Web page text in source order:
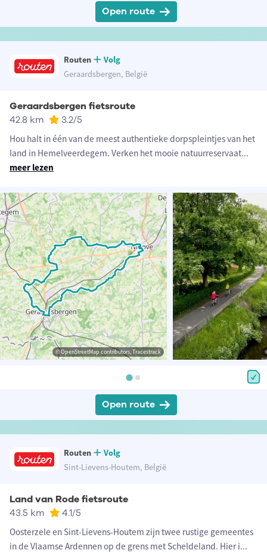
Open route
Routen
Volg
Geraardsbergen, België
Geraardsbergen fietsroute
42.8 km 3.2/5
Hou halt in één van de meest authentieke dorpspleintjes van het
land in Hemelveerdegem. Verken het mooie natuurreservaat...
meer lezen
© OpenStreetMap contributors, Tracestrack
Open route
Routen
Volg
Sint-Lievens-Houtem, België
Land van Rode fietsroute
43.5 km 4.1/5
Oosterzele en Sint-Lievens-Houtem zijn twee rustige gemeentes
in de Vlaamse Ardennen op de grens met Scheldeland. Hier i...